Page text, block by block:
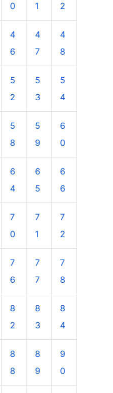
0
1
2
4
6
4
7
4
8
5
2
5
3
5
4
5
8
5
9
6
0
6
4
6
5
6
6
7
0
7
1
7
2
7
6
7
7
7
8
8
2
8
3
8
4
8
8
8
9
9
0